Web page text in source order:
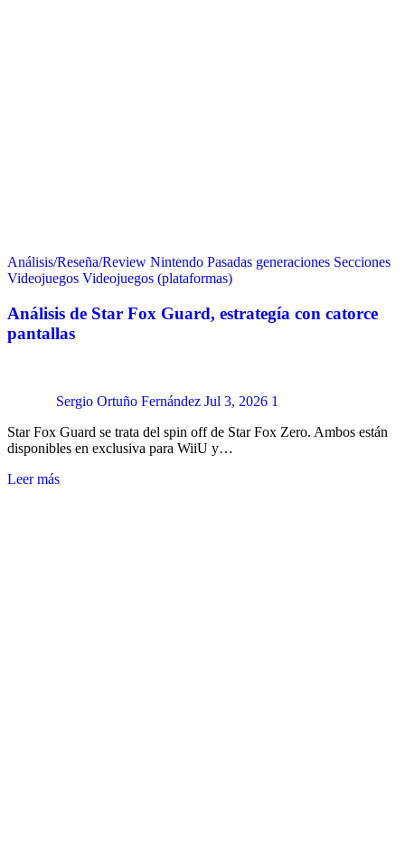
Análisis/Reseña/Review Nintendo Pasadas generaciones Secciones
Videojuegos Videojuegos (plataformas)
Análisis de Star Fox Guard, estrategía con catorce
pantallas
Sergio Ortuño Fernández Jul 3, 2026 1
Star Fox Guard se trata del spin off de Star Fox Zero. Ambos están
disponibles en exclusiva para WiiU y…
Leer más